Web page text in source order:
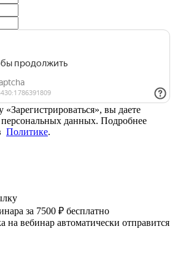
вы даете
персональных данных. Подробнее
Политике.
за 7500 ₽ бесплатно
на вебинар автоматически отправится